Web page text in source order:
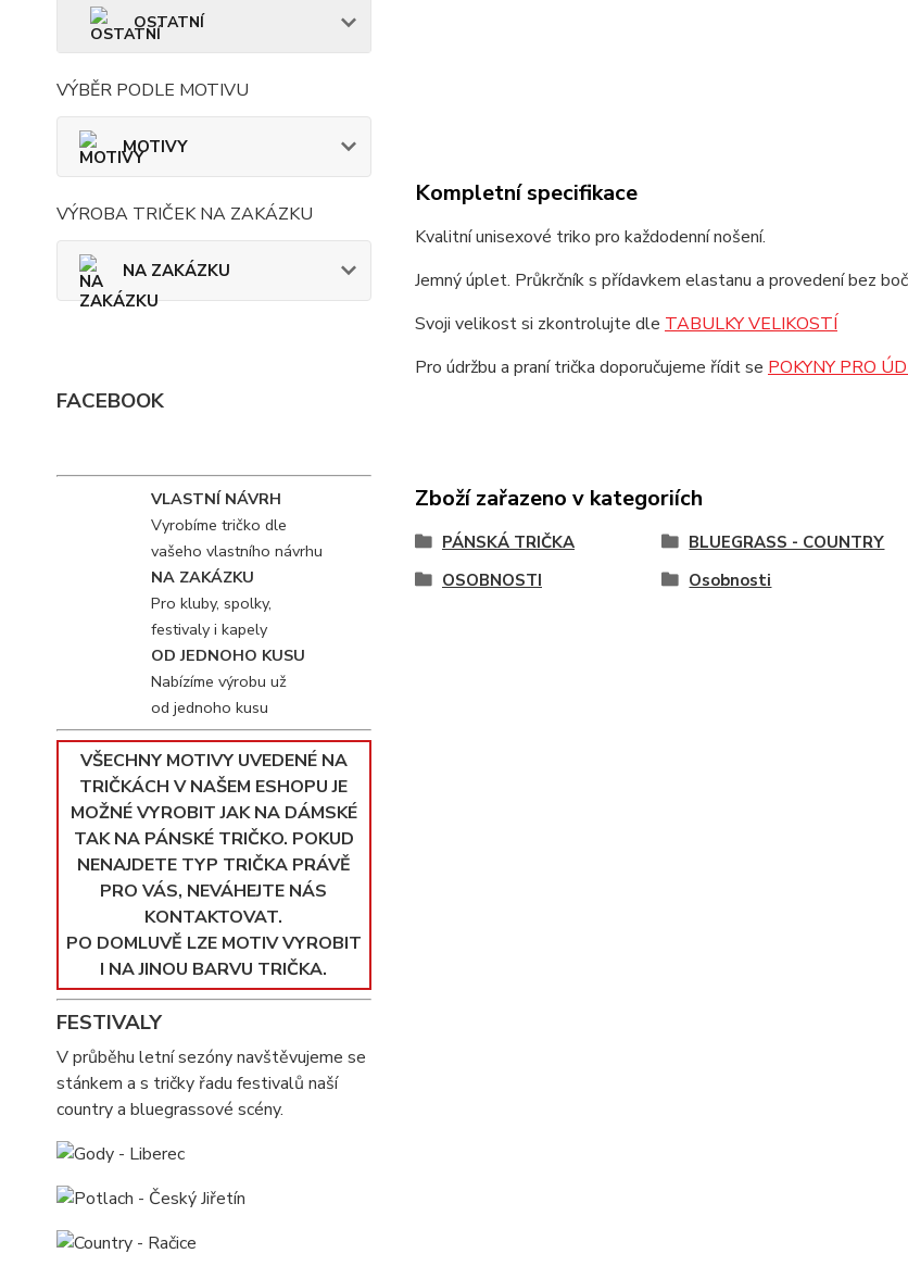
OSTATNÍ
VÝBĚR PODLE MOTIVU
MOTIVY
VÝROBA TRIČEK NA ZAKÁZKU
NA ZAKÁZKU
FACEBOOK
VLASTNÍ NÁVRH
Vyrobíme tričko dle
vašeho vlastního návrhu
NA ZAKÁZKU
Pro kluby, spolky,
festivaly i kapely
OD JEDNOHO KUSU
Nabízíme výrobu už
od jednoho kusu
VŠECHNY MOTIVY UVEDENÉ NA
TRIČKÁCH V NAŠEM ESHOPU JE
MOŽNÉ VYROBIT JAK NA DÁMSKÉ
TAK NA PÁNSKÉ TRIČKO. POKUD
NENAJDETE TYP TRIČKA PRÁVĚ
PRO VÁS, NEVÁHEJTE NÁS
KONTAKTOVAT.
PO DOMLUVĚ LZE MOTIV VYROBIT
I NA JINOU BARVU TRIČKA.
FESTIVALY
V průběhu letní sezóny navštěvujeme se
stánkem a s tričky řadu festivalů naší
country a bluegrassové scény.
Kompletní specifikace
Kvalitní unisexové triko pro každodenní nošení.
Jemný úplet. Průkrčník s přídavkem elastanu a provedení bez
Svoji velikost si zkontrolujte dle TABULKY VELIKOSTÍ
Pro údržbu a praní trička doporučujeme řídit se POKYNY PRO
Zboží zařazeno v kategoriích
PÁNSKÁ TRIČKA BLUEGRASS - COUNTRY
OSOBNOSTI
Osobnosti